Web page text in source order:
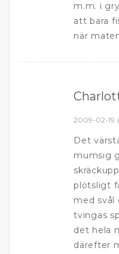
m.m. i
att bara
när
2009-02-19
Det
mumsig
plötsligt
med svål
tvingas
det hela
därefter